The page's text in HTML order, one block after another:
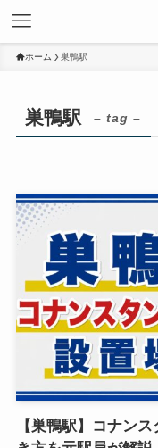
ホーム 巣鴨駅
巣鴨駅 – tag –
【巣鴨駅】コナン